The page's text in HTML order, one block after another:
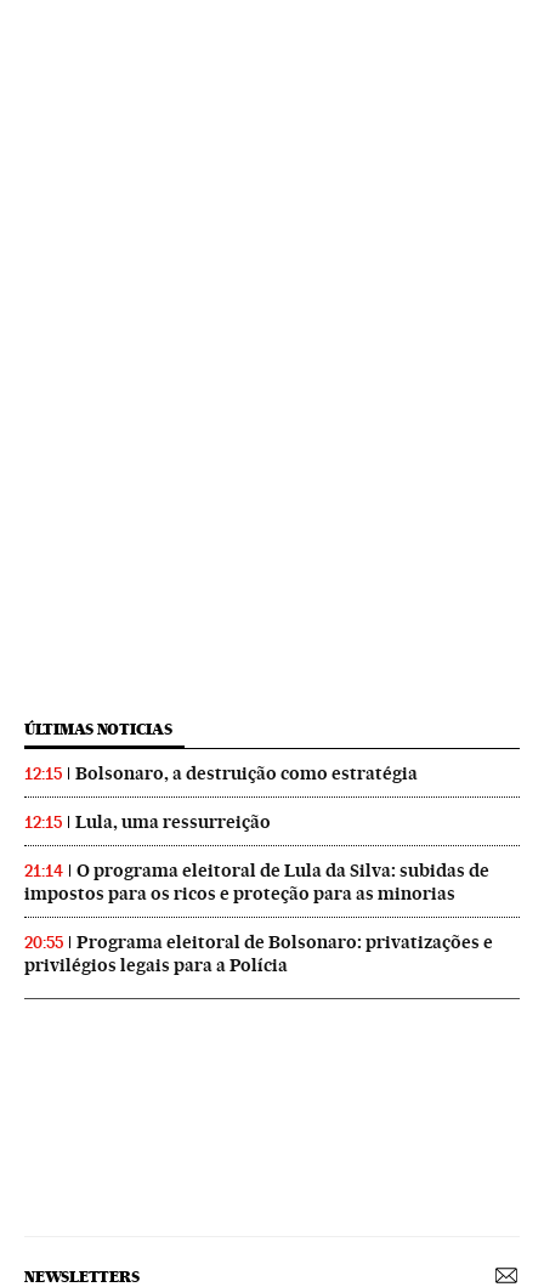
ÚLTIMAS NOTICIAS
12:15 Bolsonaro, a destruição como estratégia
12:15 Lula, uma ressurreição
21:14
O programa eleitoral de Lula da Silva: subidas de
impostos para os ricos e proteção para as minorias
20:55
Programa eleitoral de Bolsonaro: privatizações e
privilégios legais para a Polícia
NEWSLETTERS